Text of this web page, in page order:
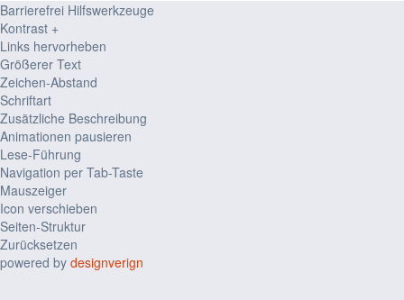
Barrierefrei Hilfswerkzeuge
Kontrast +
Links hervorheben
Größerer Text
Zeichen-Abstand
Schriftart
Zusätzliche Beschreibung
Animationen pausieren
Lese-Führung
Navigation per Tab-Taste
Mauszeiger
Icon verschieben
Seiten-Struktur
Zurücksetzen
powered by designverign